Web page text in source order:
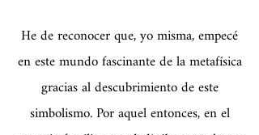
He de reconocer que, yo misma, empecé
en este mundo fascinante de la metafísica
gracias al descubrimiento de este
simbolismo. Por aquel entonces, en el